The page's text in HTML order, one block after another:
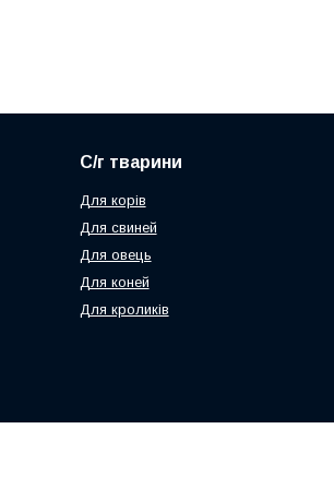
С/г тварини
Для корів
Для свиней
Для овець
Для коней
Для кроликів